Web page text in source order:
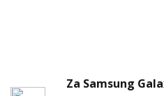
Za Samsung